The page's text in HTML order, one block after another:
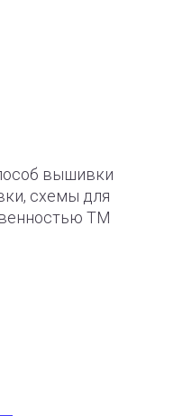
вышивки
схемы для
ТМ